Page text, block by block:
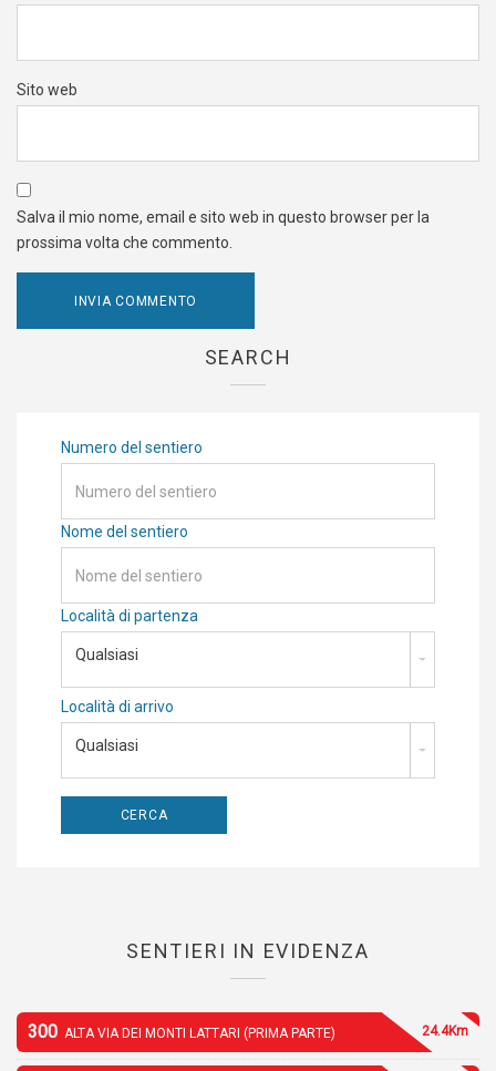
Sito web
Salva il mio nome, email e sito web in questo browser per la
prossima volta che commento.
SEARCH
Numero del sentiero
Nome del sentiero
Località di partenza
Qualsiasi
Località di arrivo
Qualsiasi
SENTIERI IN EVIDENZA
300 ALTA VIA DEI MONTI LATTARI (PRIMA PARTE) 24.4Km